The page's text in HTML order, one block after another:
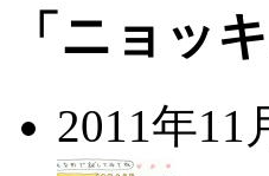
「ニョッ
2011年11